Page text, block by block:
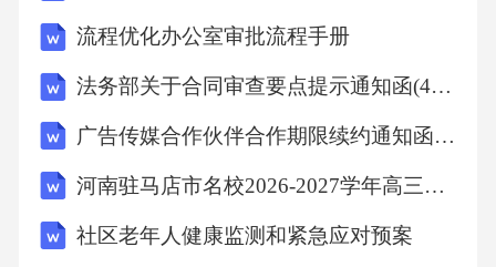
流程优化办公室审批流程手册
法务部关于合同审查要点提示通知函(4篇范文)
广告传媒合作伙伴合作期限续约通知函7篇范本
河南驻马店市名校2026-2027学年高三上学期开学考试历史试卷
社区老年人健康监测和紧急应对预案